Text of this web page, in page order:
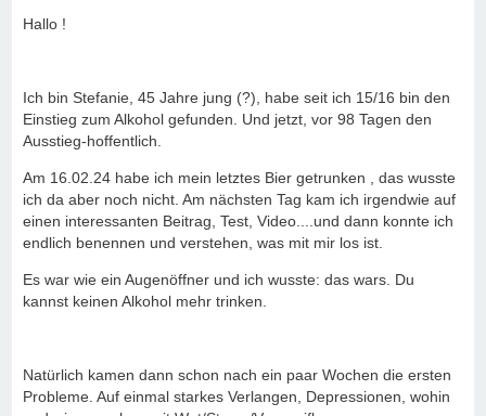
Hallo !
Ich bin Stefanie, 45 Jahre jung (?), habe seit ich 15/16 bin den
Einstieg zum Alkohol gefunden. Und jetzt, vor 98 Tagen den
Ausstieg-hoffentlich.
Am 16.02.24 habe ich mein letztes Bier getrunken , das wusste
ich da aber noch nicht. Am nächsten Tag kam ich irgendwie auf
einen interessanten Beitrag, Test, Video....und dann konnte ich
endlich benennen und verstehen, was mit mir los ist.
Es war wie ein Augenöffner und ich wusste: das wars. Du
kannst keinen Alkohol mehr trinken.
Natürlich kamen dann schon nach ein paar Wochen die ersten
Probleme. Auf einmal starkes Verlangen, Depressionen, wohin